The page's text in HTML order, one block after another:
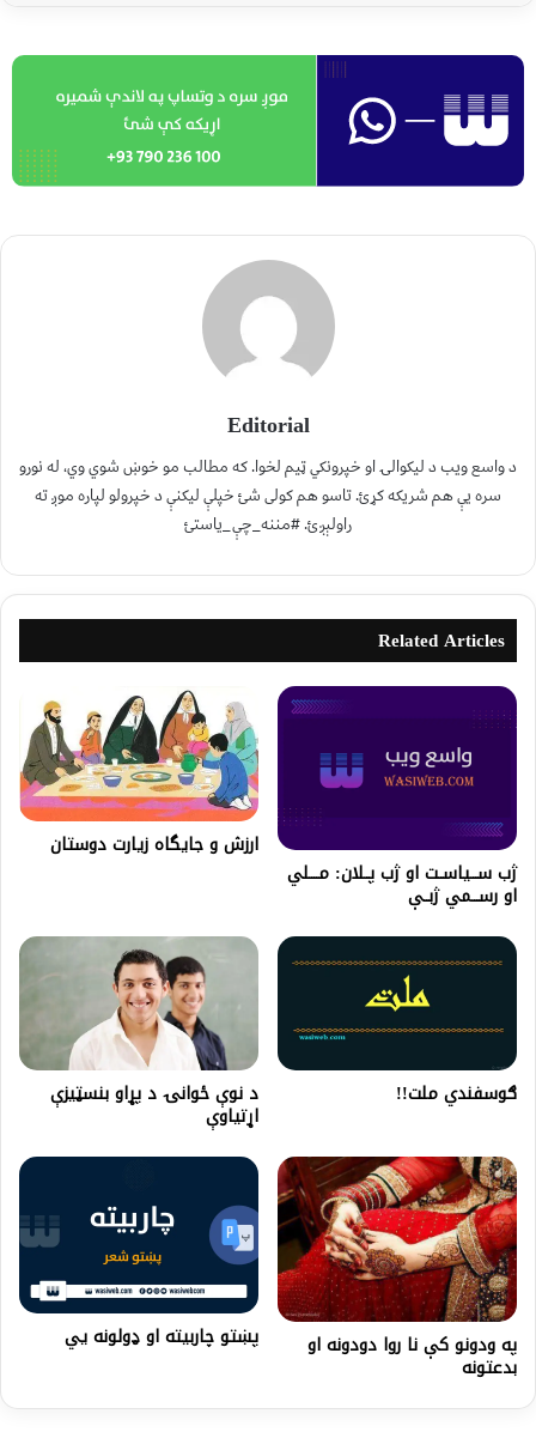
Editorial
د واسع ویب د لیکوالۍ او خپرونکي ټیم لخوا. که مطالب مو خوښ شوي وي، له نورو
سره یې هم شریکه کړئ. تاسو هم کولی شئ خپلې لیکنې د خپرولو لپاره موږ ته
راولېږئ. #مننه_چې_یاستئ
Related Articles
ژب ســـیاســت او ژب پــلان: مــــلي
او رســـمي ژبــې
ارزش و جایگاه زیارت دوستان
ګوسفندي ملت!! د نوې ځوانۍ د پړاو بنسټيزې
اړتياوې
په ودونو کې نا روا دودونه او
بدعتونه
پښتو چاربیته او ډولونه يي